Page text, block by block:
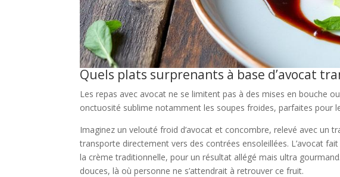
Quels plats surprenants à base d’avocat
Les repas avec avocat ne se limitent pas à des mises en bouche
onctuosité sublime notamment les soupes froides, parfaites pour
Imaginez un velouté froid d’avocat et concombre, relevé avec un
transporte directement vers des contrées ensoleillées. L’avocat
la crème traditionnelle, pour un résultat allégé mais ultra
douces, là où personne ne s’attendrait à retrouver ce fruit.